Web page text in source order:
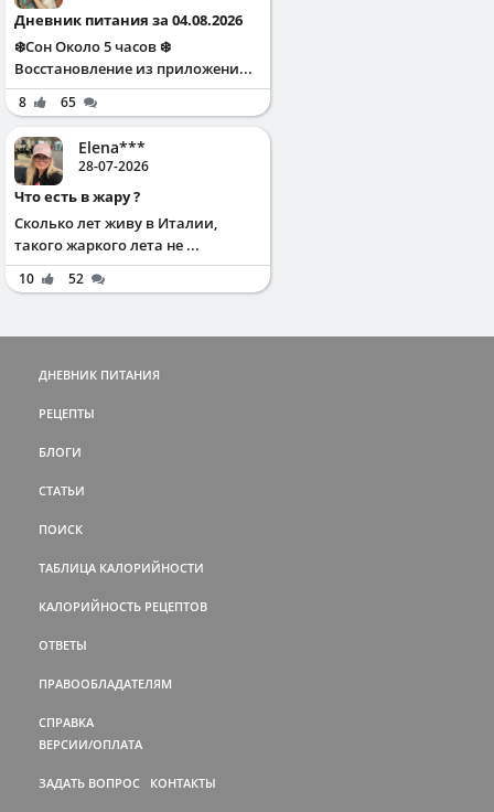
Дневник питания за 04.08.2026
❄️Сон Около 5 часов ❄️
Восстановление из приложени...
8 65
Elena***
28-07-2026
Что есть в жару ?
Сколько лет живу в Италии,
такого жаркого лета не ...
10 52
ДНЕВНИК ПИТАНИЯ
РЕЦЕПТЫ
БЛОГИ
СТАТЬИ
ПОИСК
ТАБЛИЦА КАЛОРИЙНОСТИ
КАЛОРИЙНОСТЬ РЕЦЕПТОВ
ОТВЕТЫ
ПРАВООБЛАДАТЕЛЯМ
СПРАВКА
ВЕРСИИ/ОПЛАТА
ЗАДАТЬ ВОПРОС КОНТАКТЫ